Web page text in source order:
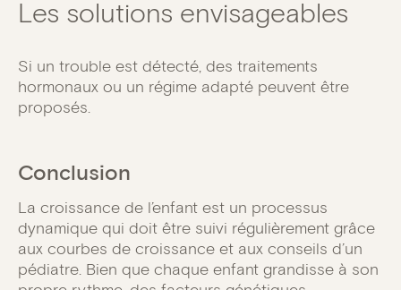
Les solutions envisageables
Si un trouble est détecté, des traitements
hormonaux ou un régime adapté peuvent être
proposés.
Conclusion
La croissance de l’enfant est un processus
dynamique qui doit être suivi régulièrement grâce
aux courbes de croissance et aux conseils d’un
pédiatre. Bien que chaque enfant grandisse à son